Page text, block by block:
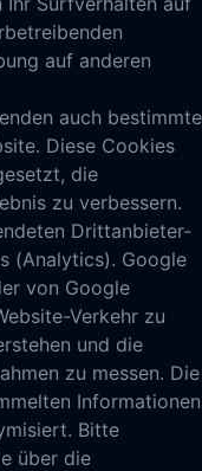
auf anderen
auch bestimmte
Diese Cookies
die
zu verbessern.
Drittanbieter-
(Analytics). Google
von Google
Verkehr zu
und die
zu messen. Die
Informationen
Bitte
über die